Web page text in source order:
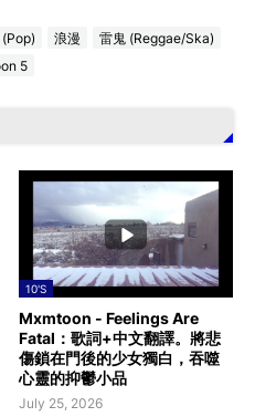
浪漫
雷鬼 (Reggae/Ska)
5
10'S
Mxmtoon - Feelings Are
Fatal：歌詞+中文翻譯。將悲
傷鎖在門後的少女獨白，吞噬
心靈的抑鬱小品
July 25, 2026